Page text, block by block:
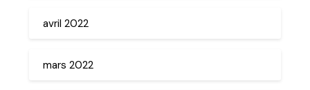
avril 2022
mars 2022